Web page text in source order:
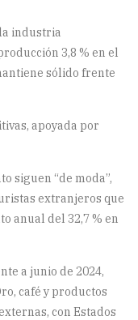
industria
3,8 % en el
sólido frente
apoyada por
siguen “de moda”,
extranjeros que
anual del 32,7 % en
a junio de 2024,
café y productos
con Estados